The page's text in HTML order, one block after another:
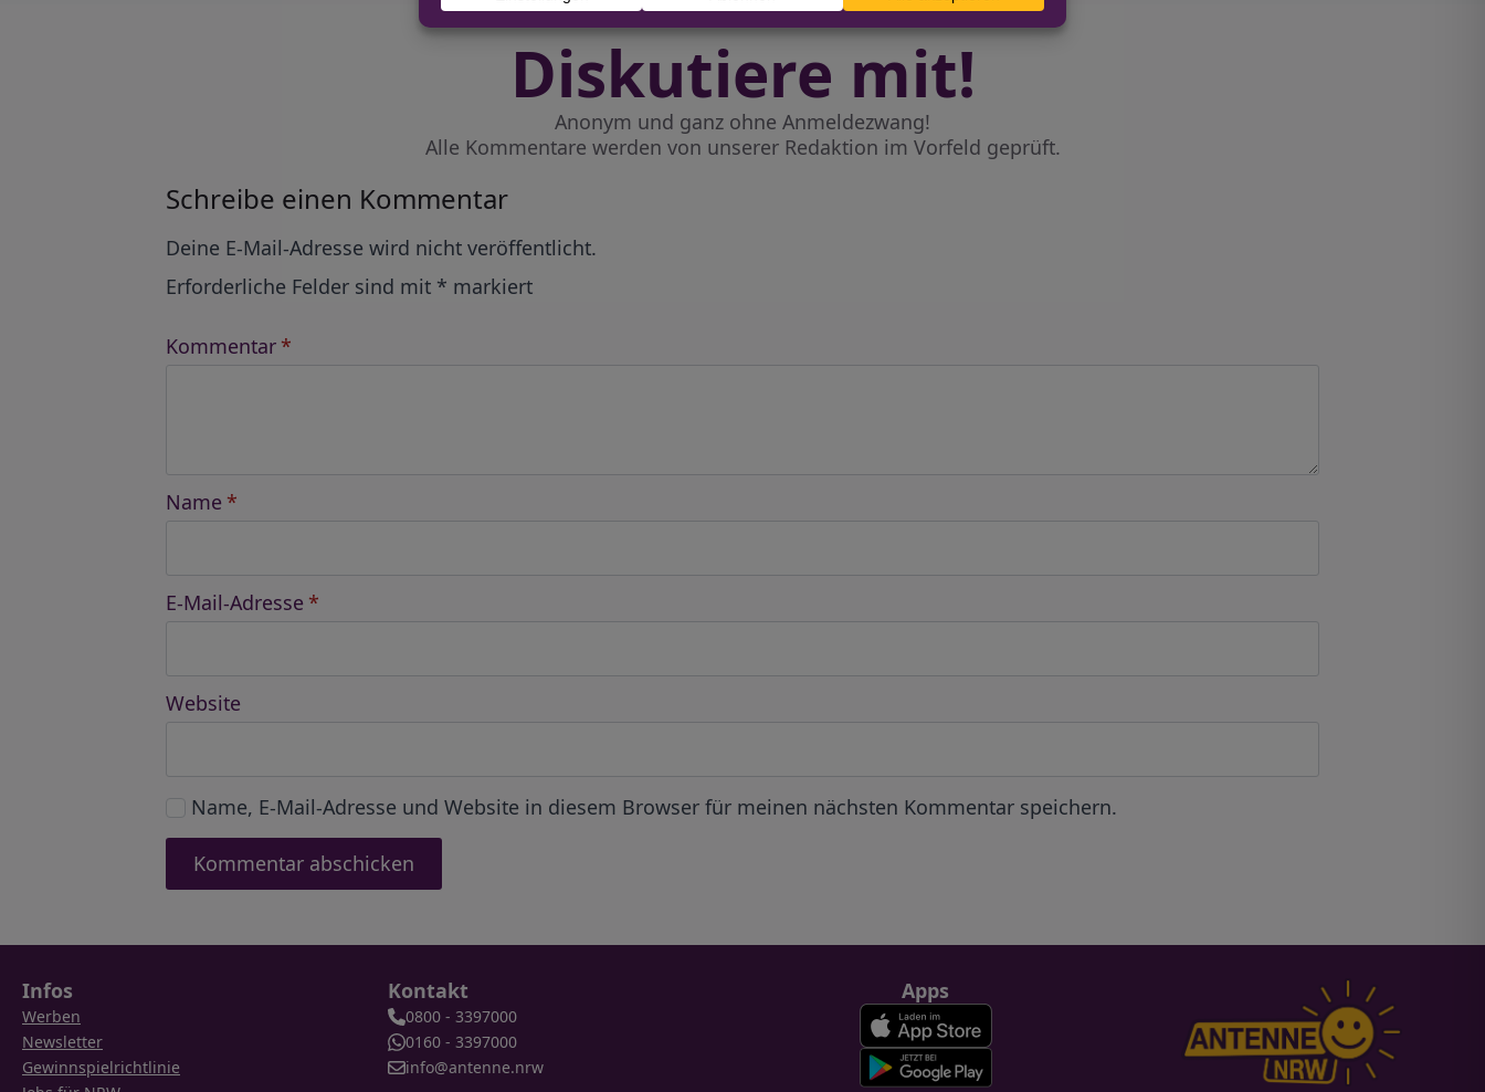
Diskutiere mit!
Anonym und ganz ohne Anmeldezwang!
Alle Kommentare werden von unserer Redaktion im Vorfeld geprüft.
Schreibe einen Kommentar
Deine E-Mail-Adresse wird nicht veröffentlicht.
Erforderliche Felder sind mit * markiert
Kommentar *
Name *
E-Mail-Adresse *
Website
Name, E-Mail-Adresse und Website in diesem Browser für meinen nächsten Kommentar speichern.
Infos
Werben
Newsletter
Gewinnspielrichtlinie
Kontakt
0800 - 3397000
0160 - 3397000
info@antenne.nrw
Apps